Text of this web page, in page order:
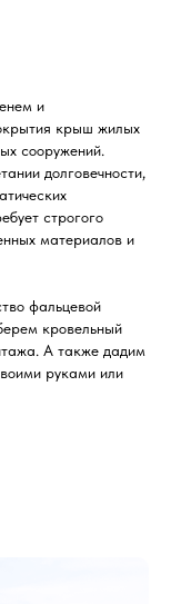
и
крыш жилых
сооружений.
долговечности,
строгого
материалов и
фальцевой
кровельный
А также дадим
руками или